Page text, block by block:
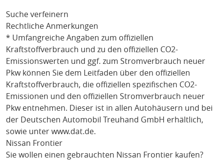
Suche verfeinern
Rechtliche Anmerkungen
* Umfangreiche Angaben zum offiziellen
Kraftstoffverbrauch und zu den offiziellen CO2-
Emissionswerten und ggf. zum Stromverbrauch neuer
Pkw können Sie dem Leitfaden über den offiziellen
Kraftstoffverbrauch, die offiziellen spezifischen CO2-
Emissionen und den offiziellen Stromverbrauch neuer
Pkw entnehmen. Dieser ist in allen Autohäusern und bei
der Deutschen Automobil Treuhand GmbH erhältlich,
sowie unter www.dat.de.
Nissan Frontier
Sie wollen einen gebrauchten Nissan Frontier kaufen?